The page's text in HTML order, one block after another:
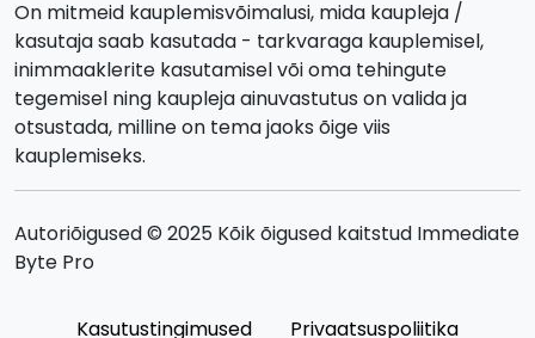
On mitmeid kauplemisvõimalusi, mida kaupleja /
kasutaja saab kasutada - tarkvaraga kauplemisel,
inimmaaklerite kasutamisel või oma tehingute
tegemisel ning kaupleja ainuvastutus on valida ja
otsustada, milline on tema jaoks õige viis
kauplemiseks.
Autoriõigused © 2025 Kõik õigused kaitstud Immediate
Byte Pro
Kasutustingimused Privaatsuspoliitika